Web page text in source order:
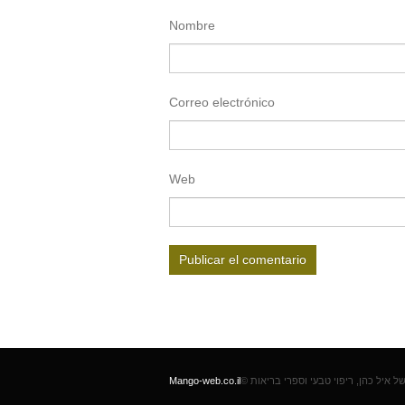
Nombre
Correo electrónico
Web
איל כהן, ריפוי טבעי וספרי בריאות Mango-web.co.il